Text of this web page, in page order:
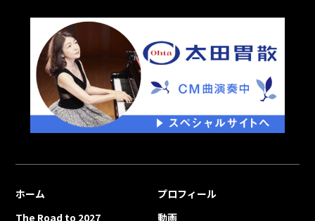
ホーム
プロフィール
The Road to 2027
動画